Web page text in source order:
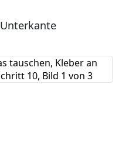
hinzufügen